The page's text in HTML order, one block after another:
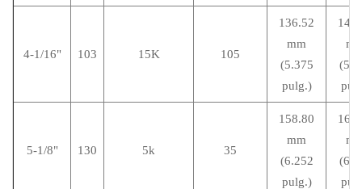
4-1/16" 103 15K 105
136.52
mm
(5.375
pulg.)
5-1/8" 130 5k 35
158.80
mm
(6.252
pulg.)